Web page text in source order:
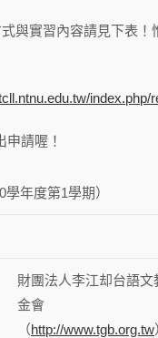
與實習內容請見下表
index.php/
請喔！
年度第1學期）
財團法人李江却台語文
金會
（http://www.tgb.org.tw